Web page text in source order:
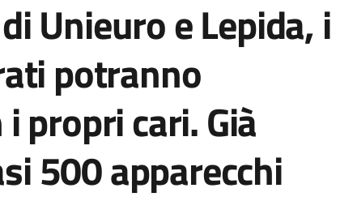
Unieuro e Lepida, i
potranno
propri cari. Già
500 apparecchi